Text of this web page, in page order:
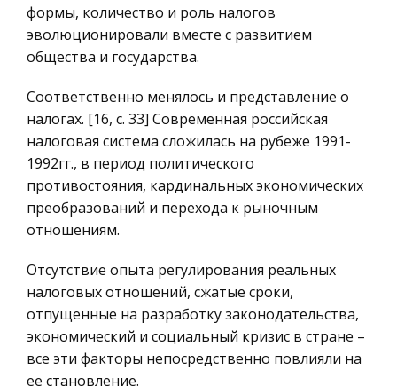
Историческая личность
География, Экономическая география
Литература, Лингвистика
Техника
Бухгалтерский учет
Налоговое право
Экологическое право
Физика
Компьютерные сети
Программирование, Базы данных
Правоохранительные органы
прямую немного выгибая ее влево, ведем
Механизмы организации и регулирования
Список литературы. Введение. Международные
организации относятся к числу наиболее
развитых и разнообразных механизмов
упорядочения международной жизни. Заметное
повышение активности международных о
Современный кризис заработной платы
Неадекватность оценки труда, проигрывание
росту цен, невыплаты зарплаты - все это
привело к тому что труд перестал играть
первостепенную роль в жизни общества.
Данная нестабильность породила массу пр
формы, количество и роль налогов
эволюционировали вместе с развитием
общества и государства.
Соответственно менялось и представление о
налогах. [16, с. 33] Современная российская
налоговая система сложилась на рубеже 1991-
1992гг., в период политического
противостояния, кардинальных экономических
преобразований и перехода к рыночным
отношениям.
Отсутствие опыта регулирования реальных
налоговых отношений, сжатые сроки,
отпущенные на разработку законодательства,
экономический и социальный кризис в стране –
все эти факторы непосредственно повлияли на
ее становление.